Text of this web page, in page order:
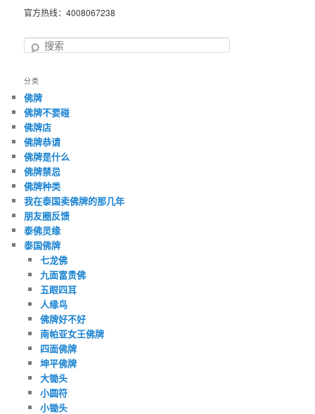
官方热线：4008067238
搜
分类
佛牌
佛牌不要碰
佛牌店
佛牌恭请
佛牌是什么
佛牌禁忌
佛牌种类
我在泰国卖佛牌的那几年
朋友圈反馈
泰佛灵缘
泰国佛牌
七龙佛
九面富贵佛
五眼四耳
人缘鸟
佛牌好不好
南帕亚女王佛牌
四面佛牌
坤平佛牌
大锄头
小圆符
小锄头